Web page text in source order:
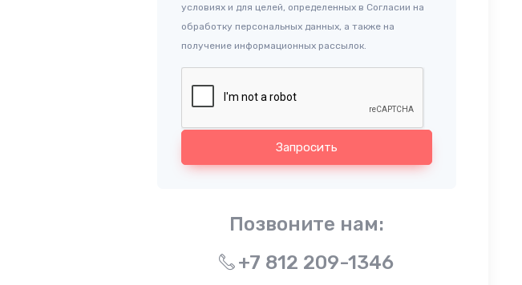
условиях и для целей, определенных в Согласии на
обработку персональных данных, а также на
получение информационных рассылок.
Запросить
Позвоните нам:
+7 812 209-1346